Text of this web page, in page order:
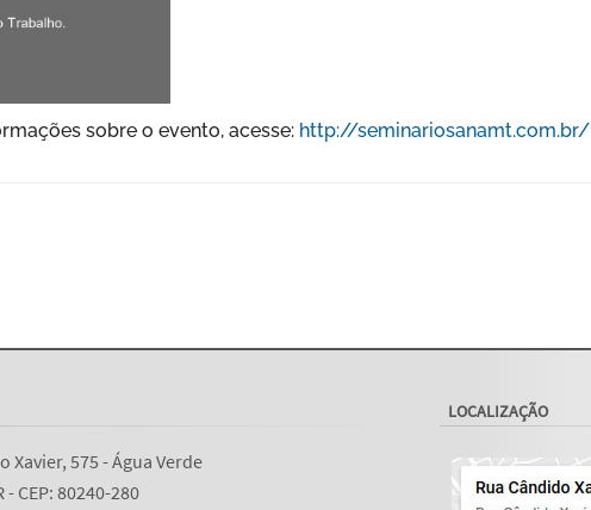
sobre o evento, acesse: http://seminariosanamt.com.br/
Xavier, 575 - Água Verde
- CEP: 80240-280
LOCALIZAÇÃO